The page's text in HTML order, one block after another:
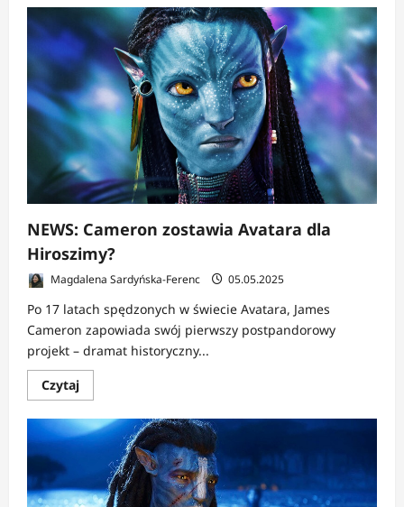
o
NEWS:
VFX-
owcy
z
tarczą
–
Disney,
Marvel
i
Avatar
podpisują
przełomowe
kontrakty
z
IATSE
NEWS: Cameron zostawia Avatara dla
Hiroszimy?
Magdalena Sardyńska-Ferenc 05.05.2025
Po 17 latach spędzonych w świecie Avatara, James
Cameron zapowiada swój pierwszy postpandorowy
projekt – dramat historyczny...
CzytajDowiedz
się
o
NEWS:
Cameron
zostawia
Avatara
dla
Hiroszimy?